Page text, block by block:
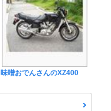
味噌おでんさんのXZ400